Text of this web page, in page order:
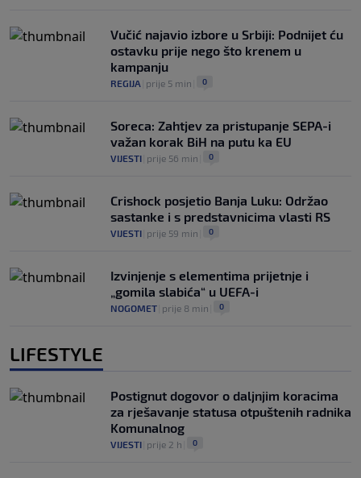
Vučić najavio izbore u Srbiji: Podnijet ću
ostavku prije nego što krenem u
kampanju
REGIJA prije 5 min 0
Soreca: Zahtjev za pristupanje SEPA-i
važan korak BiH na putu ka EU
VIJESTI prije 56 min 0
Crishock posjetio Banja Luku: Održao
sastanke i s predstavnicima vlasti RS
VIJESTI prije 59 min 0
Izvinjenje s elementima prijetnje i
„gomila slabića“ u UEFA-i
NOGOMET prije 8 min 0
LIFESTYLE
Postignut dogovor o daljnjim koracima
za rješavanje statusa otpuštenih radnika
Komunalnog
VIJESTI prije 2 h 0